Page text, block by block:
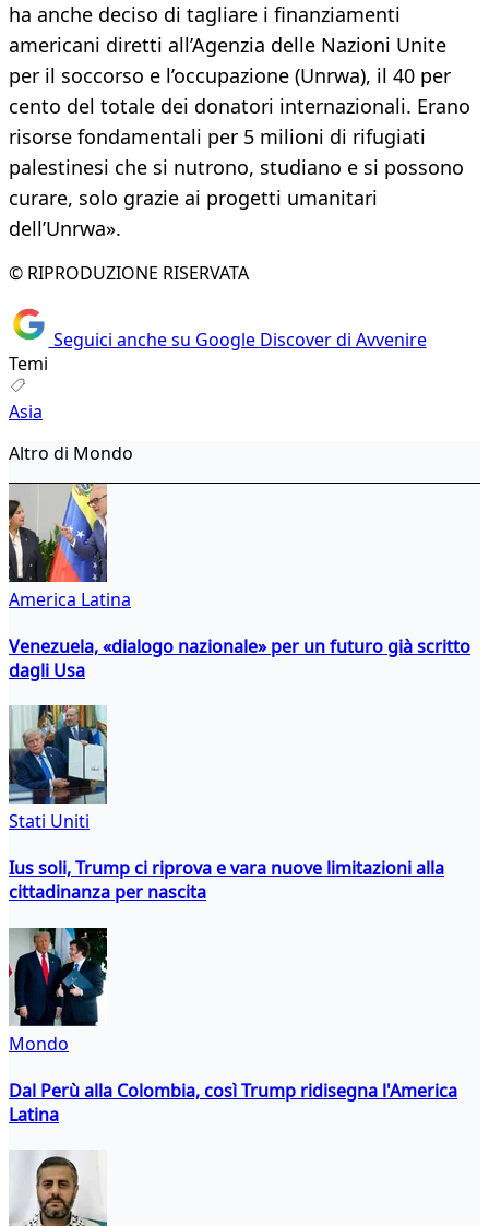
ha anche deciso di tagliare i finanziamenti
americani diretti all’Agenzia delle Nazioni Unite
per il soccorso e l’occupazione (Unrwa), il 40 per
cento del totale dei donatori internazionali. Erano
risorse fondamentali per 5 milioni di rifugiati
palestinesi che si nutrono, studiano e si possono
curare, solo grazie ai progetti umanitari
dell’Unrwa».
© RIPRODUZIONE RISERVATA
Seguici anche su Google Discover di Avvenire
Temi
Asia
Altro di Mondo
America Latina
Venezuela, «dialogo nazionale» per un futuro già scritto
dagli Usa
Stati Uniti
Ius soli, Trump ci riprova e vara nuove limitazioni alla
cittadinanza per nascita
Mondo
Dal Perù alla Colombia, così Trump ridisegna l'America
Latina